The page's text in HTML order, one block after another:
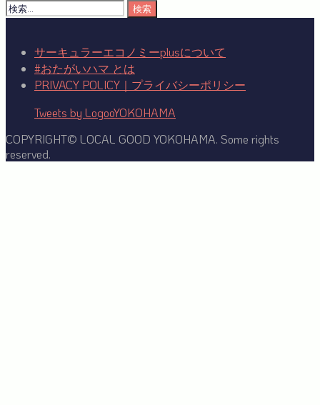
索:
検
索:
サーキュラーエコノミーplusについて
#おたがいハマ とは
PRIVACY POLICY｜プライバシーポリシー
Tweets by LogooYOKOHAMA
COPYRIGHT© LOCAL GOOD YOKOHAMA. Some rights
reserved.